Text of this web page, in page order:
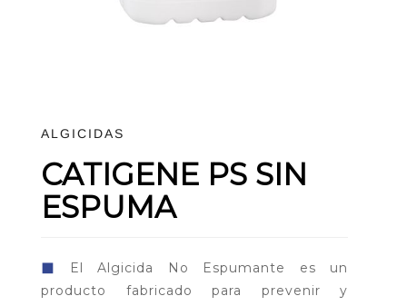
ALGICIDAS
CATIGENE PS SIN
ESPUMA
◼
El Algicida No Espumante es un
producto fabricado para prevenir y